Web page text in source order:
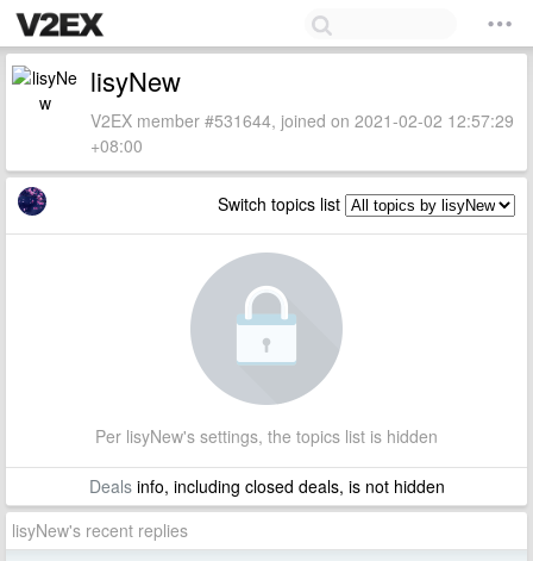
lisyNew
V2EX member #531644, joined on 2021-02-02 12:57:29
+08:00
Switch topics list
Per lisyNew's settings, the topics list is hidden
Dealsinfo, including closed deals, is not hidden
lisyNew's recent replies